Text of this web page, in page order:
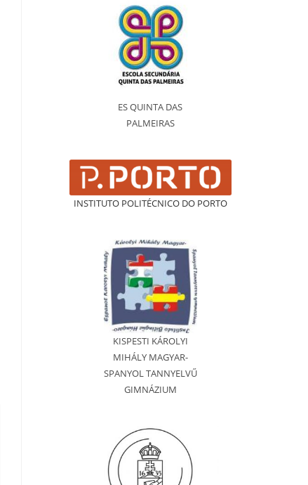
ES QUINTA DAS
PALMEIRAS
INSTITUTO POLITÉCNICO DO PORTO
KISPESTI KÁROLYI
MIHÁLY MAGYAR-
SPANYOL TANNYELVŰ
GIMNÁZIUM